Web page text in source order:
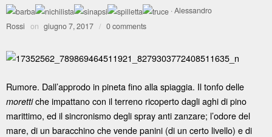
·Alessandro
Rossi on giugno 7, 2017 / 0 comments
Rumore. Dall’approdo in pineta fino alla spiaggia. Il tonfo delle
morettiche impattano con il terreno ricoperto dagli aghi di pino
marittimo, ed il sincronismo degli spray anti zanzare; l’odore del
mare, di un baracchino che vende panini (di un certo livello) e di